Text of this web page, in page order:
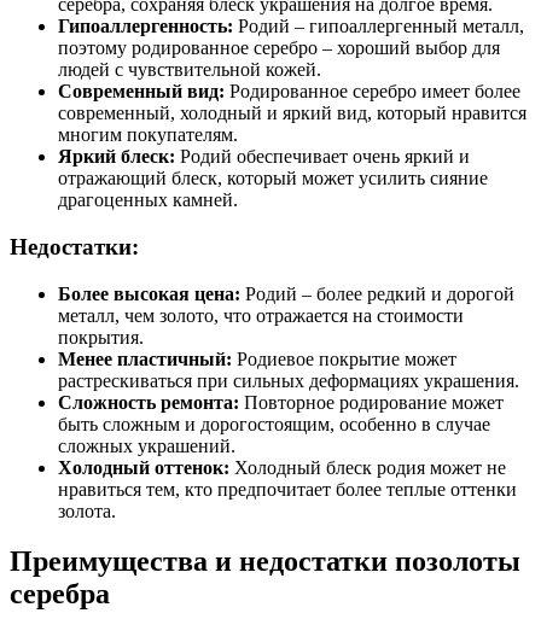
серебра, сохраняя блеск украшения на долгое время.
Гипоаллергенность: Родий – гипоаллергенный металл,
поэтому родированное серебро – хороший выбор для
людей с чувствительной кожей.
Современный вид: Родированное серебро имеет более
современный, холодный и яркий вид, который нравится
многим покупателям.
Яркий блеск: Родий обеспечивает очень яркий и
отражающий блеск, который может усилить сияние
драгоценных камней.
Недостатки:
Более высокая цена: Родий – более редкий и дорогой
металл, чем золото, что отражается на стоимости
покрытия.
Менее пластичный: Родиевое покрытие может
растрескиваться при сильных деформациях украшения.
Сложность ремонта: Повторное родирование может
быть сложным и дорогостоящим, особенно в случае
сложных украшений.
Холодный оттенок: Холодный блеск родия может не
нравиться тем, кто предпочитает более теплые оттенки
золота.
Преимущества и недостатки позолоты
серебра